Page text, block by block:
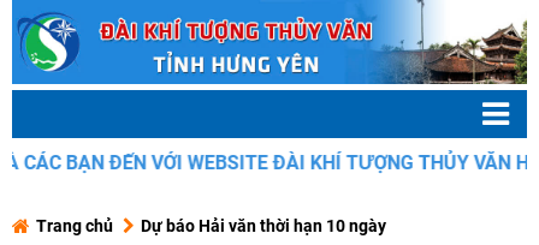
ĐẾN VỚI WEBSITE ĐÀI KHÍ TƯỢNG THỦY VĂN HƯNG YÊN
Trang chủ Dự báo Hải văn thời hạn 10 ngày